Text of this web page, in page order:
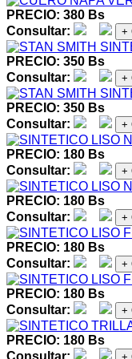
PRECIO: 380 Bs
Consultar:
+
PRECIO: 350 Bs
Consultar:
+
PRECIO: 350 Bs
Consultar:
+
PRECIO: 180 Bs
Consultar:
+
PRECIO: 180 Bs
Consultar:
+
PRECIO: 180 Bs
Consultar:
+
PRECIO: 180 Bs
Consultar:
+
PRECIO: 180 Bs
Consultar: